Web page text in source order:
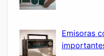
Emisoras